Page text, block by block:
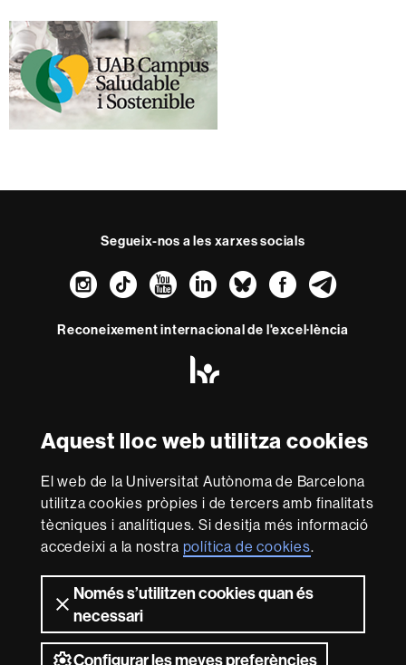
Aquest lloc web utilitza cookies
El web de la Universitat Autònoma de Barcelona
utilitza cookies pròpies i de tercers amb finalitats
tècniques i analítiques. Si desitja més informació
accedeixi a la nostra política de cookies.
Només s’utilitzen cookies quan és
necessari
Configurar les meves preferències
Segueix-nos a les xarxes socials
Instagram
TikTokYouTube
LinkedIn
Bluesky
Reconeixement internacional de l'excel·lència
-
Euraxess
Amb el finançament de
Sobre
aquest
Protecció de dades Sobre el
web Accessibilitat web Mapa del web UAB
2026 Universitat Autònoma de Barcelona